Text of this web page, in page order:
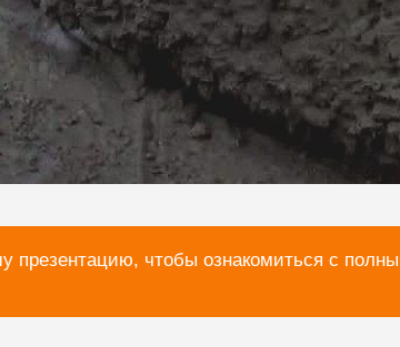
презентацию, чтобы ознакомиться с